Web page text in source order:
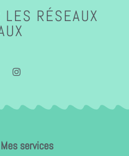
RÉSEAUX
Mes services